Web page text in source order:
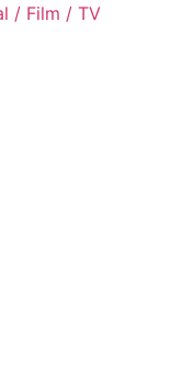
/ Film / TV